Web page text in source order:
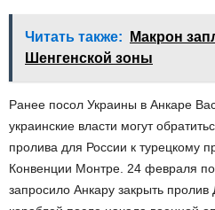
Читать также:
Макрон
Шенгенской зоны
Ранее посол Украины в Анкаре
украинские власти могут
пролива для России к турецкому
Конвенции Монтре. 24 февраля
запросило Анкару закрыть